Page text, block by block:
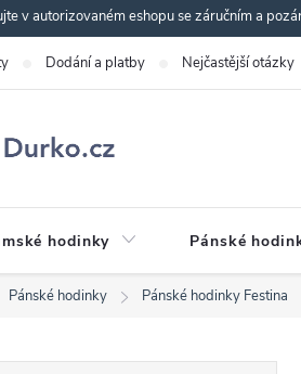
v autorizovaném eshopu se záručním a
Dodání a platby Nejčastější otázky
hodinky Pánské
Pánské hodinky Pánské hodinky Festina